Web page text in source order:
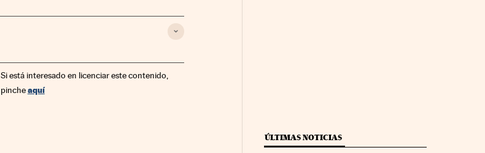
Si está interesado en licenciar este contenido,
pincheaquí
ÚLTIMAS NOTICIAS